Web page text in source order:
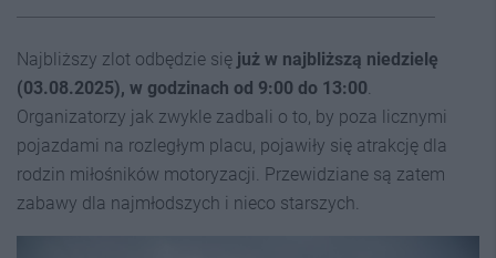
Najbliższy zlot odbędzie się już w najbliższą niedzielę
(03.08.2025), w godzinach od 9:00 do 13:00
Organizatorzy jak zwykle zadbali o to, by poza licznymi
pojazdami na rozległym placu, pojawiły się atrakcję dla
rodzin miłośników motoryzacji. Przewidziane są zatem
zabawy dla najmłodszych i nieco starszych.